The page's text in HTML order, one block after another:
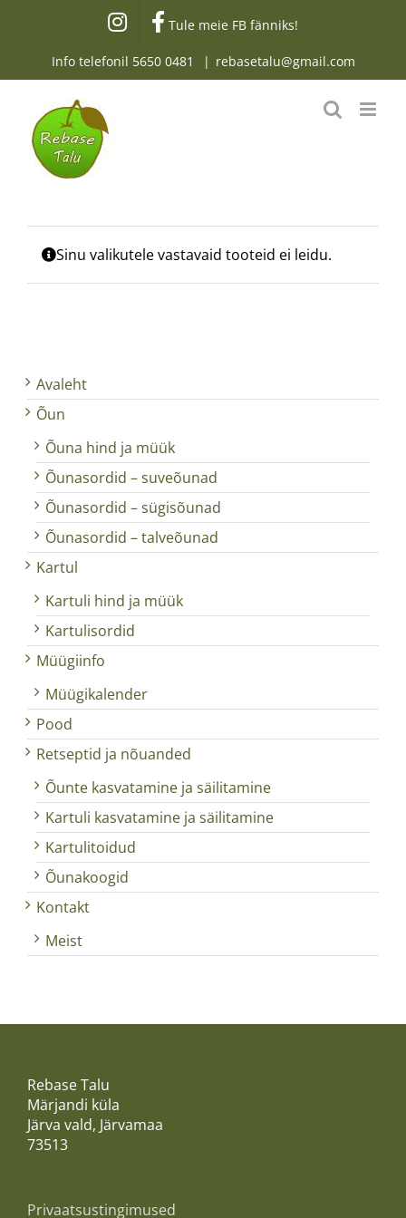
Tule meie FB fänniks!
Info telefonil 5650 0481 | rebasetalu@gmail.com
Sinu valikutele vastavaid tooteid ei leidu.
Avaleht
Õun
Õuna hind ja müük
Õunasordid – suveõunad
Õunasordid – sügisõunad
Õunasordid – talveõunad
Kartul
Kartuli hind ja müük
Kartulisordid
Müügiinfo
Müügikalender
Pood
Retseptid ja nõuanded
Õunte kasvatamine ja säilitamine
Kartuli kasvatamine ja säilitamine
Kartulitoidud
Õunakoogid
Kontakt
Meist
Rebase Talu
Märjandi küla
Järva vald, Järvamaa
73513
Privaatsustingimused